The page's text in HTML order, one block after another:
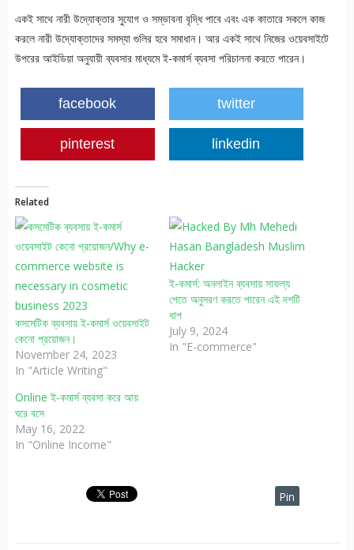
একই সাথে নারী উদ্যোক্তার সুযোগ ও সম্ভাবনা বৃদ্ধি পাবে এবং এক কাতারে সকলে কাজ
করলে নারী উদ্যোক্তাদের সমস্যা গুলির হবে সমাধান। আর একই সাথে নিজের ওয়েবসাইটে
উপরের আইডিয়া অনুযায়ী ব্যবসার মাধ্যমে ই-কমার্স ব্যবসা পরিচালনা করতে পারেন।
facebook twitter
pinterest linkedin
Related
কসমেটিক ব্যবসায় ই-কমার্স ওয়েবসাইট
কেনো প্রয়োজন।
November 24, 2023
In "Article Writing"
ই-কমার্স: অনলাইন ব্যবসায় সাফল্য
পেতে অনুসরণ করতে পারেন এই দশটি
ধাপ
July 9, 2024
In "E-commerce"
Online ই-কমার্স ব্যবসা করে আয়
ঘরে বসে
May 16, 2022
In "Online Income"
Pin